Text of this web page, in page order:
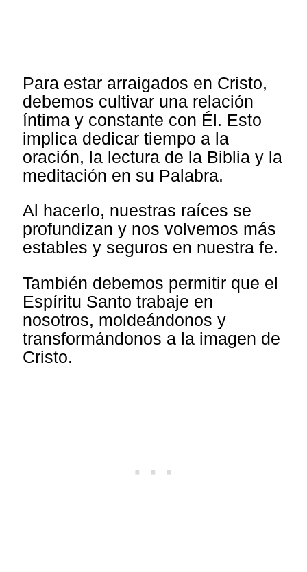
Para estar arraigados en Cristo,
debemos cultivar una relación
íntima y constante con Él. Esto
implica dedicar tiempo a la
oración, la lectura de la Biblia y la
meditación en su Palabra.
Al hacerlo, nuestras raíces se
profundizan y nos volvemos más
estables y seguros en nuestra fe.
También debemos permitir que el
Espíritu Santo trabaje en
nosotros, moldeándonos y
transformándonos a la imagen de
Cristo.